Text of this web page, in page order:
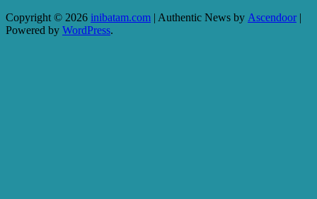
Copyright © 2026 inibatam.com | Authentic News by Ascendoor|
Powered by WordPress.